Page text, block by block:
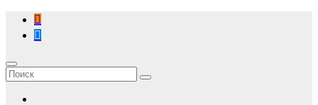
Перейти
содержимому